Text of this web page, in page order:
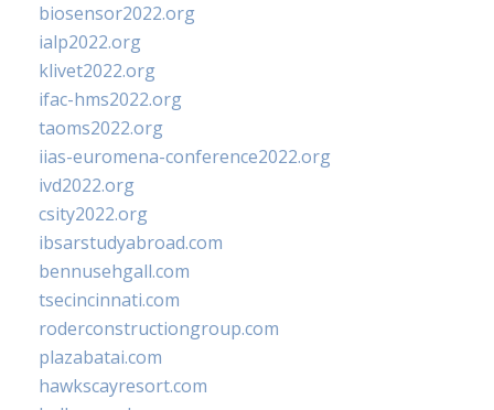
biosensor2022.org
ialp2022.org
klivet2022.org
ifac-hms2022.org
taoms2022.org
iias-euromena-conference2022.org
ivd2022.org
csity2022.org
ibsarstudyabroad.com
bennusehgall.com
tsecincinnati.com
roderconstructiongroup.com
plazabatai.com
hawkscayresort.com